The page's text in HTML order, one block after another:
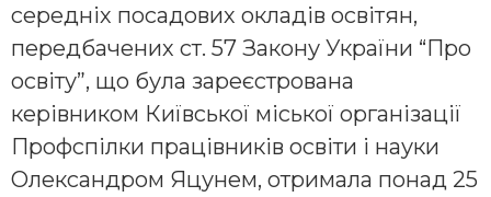
середніх посадових окладів освітян,
передбачених ст. 57 Закону України “Про
освіту”, що була зареєстрована
керівником Київської міської організації
Профспілки працівників освіти і науки
Олександром Яцунем, отримала понад 25